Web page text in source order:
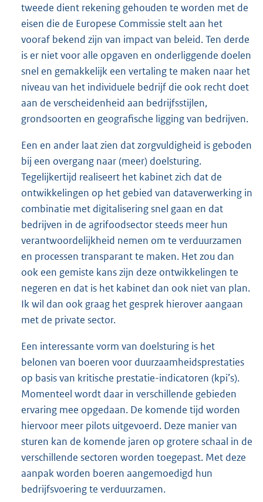
tweede dient rekening gehouden te worden met de
eisen die de Europese Commissie stelt aan het
vooraf bekend zijn van impact van beleid. Ten derde
is er niet voor alle opgaven en onderliggende doelen
snel en gemakkelijk een vertaling te maken naar het
niveau van het individuele bedrijf die ook recht doet
aan de verscheidenheid aan bedrijfsstijlen,
grondsoorten en geografische ligging van bedrijven.
Een en ander laat zien dat zorgvuldigheid is geboden
bij een overgang naar (meer) doelsturing.
Tegelijkertijd realiseert het kabinet zich dat de
ontwikkelingen op het gebied van dataverwerking in
combinatie met digitalisering snel gaan en dat
bedrijven in de agrifoodsector steeds meer hun
verantwoordelijkheid nemen om te verduurzamen
en processen transparant te maken. Het zou dan
ook een gemiste kans zijn deze ontwikkelingen te
negeren en dat is het kabinet dan ook niet van plan.
Ik wil dan ook graag het gesprek hierover aangaan
met de private sector.
Een interessante vorm van doelsturing is het
belonen van boeren voor duurzaamheidsprestaties
op basis van kritische prestatie-indicatoren (kpi’s).
Momenteel wordt daar in verschillende gebieden
ervaring mee opgedaan. De komende tijd worden
hiervoor meer pilots uitgevoerd. Deze manier van
sturen kan de komende jaren op grotere schaal in de
verschillende sectoren worden toegepast. Met deze
aanpak worden boeren aangemoedigd hun
bedrijfsvoering te verduurzamen.